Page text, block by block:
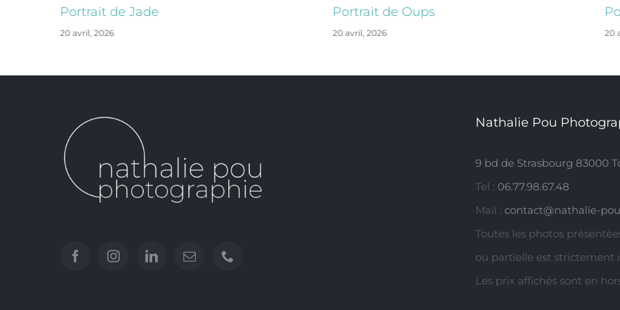
Portrait de Jade
20 avril, 2026
Portrait de Oups
20 avril, 2026 20
Nathalie Pou
9 bd de Strasbourg 83000
Tel : 06.77.98.67.48
Mail : contact@nathalie-
Toutes les photos
ou partielle est strictement
Les prix affichés sont en